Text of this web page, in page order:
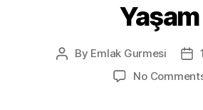
Yaşam
Post
By Emlak Gurmesi
No